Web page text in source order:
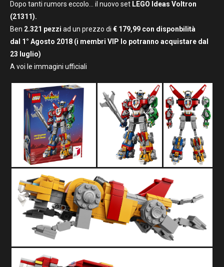
Dopo tanti rumors eccolo… il nuovo set LEGO Ideas Voltron
(21311).
Ben 2.321 pezzi ad un prezzo di € 179,99 con disponbilità
dal 1° Agosto 2018 (i membri VIP lo potranno acquistare dal
23 luglio)
A voi le immagini ufficiali